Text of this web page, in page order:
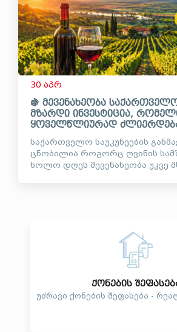
30 აპრ
🍇 მევენახეობა
მზარდი ინვესტიცია,
ყოველწლიურად
საქართველო საუკუნეების
ცნობილია როგორც ღვინის
ხოლო დღეს მევენახეობა
ქონების
უძრავი ქონების შეფასება -